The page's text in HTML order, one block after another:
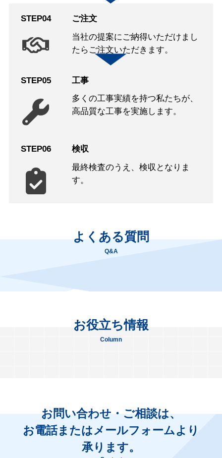
STEP04
ご注文
当社の提案にご納得いただけまし
たらご注文いただきます。
STEP05
工事
多くの工事実績を持つ私たちが、
高品質な工事を実施します。
STEP06
検収
最終検査のうえ、検収となりま
す。
よくある質問
Q&A
お役立ち情報
Column
お問い合わせ・ご相談は、
お電話またはメールフォームより
承ります。